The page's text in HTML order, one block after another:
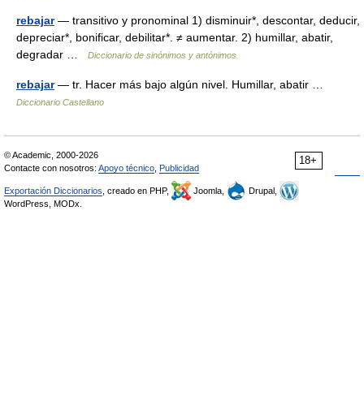
rebajar— transitivo y pronominal 1) disminuir*, descontar, deducir,
depreciar*, bonificar, debilitar*. ≠ aumentar. 2) humillar, abatir,
degradar …
Diccionario de sinónimos y antónimos
rebajar— tr. Hacer más bajo algún nivel. Humillar, abatir …
Diccionario Castellano
18+
© Academic, 2000-2026
Contacte con nosotros: Apoyo técnico Publicidad
Exportación Diccionarios , creado en PHP, Joomla,
Drupal,
WordPress, MODx.